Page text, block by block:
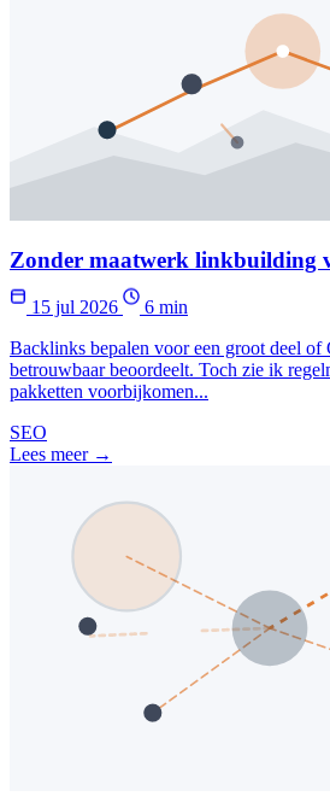
Zonder maatwerk linkbuilding
15 jul 2026
6 min
Backlinks bepalen voor een groot deel
betrouwbaar beoordeelt. Toch zie ik
pakketten voorbijkomen...
SEO
Lees meer →